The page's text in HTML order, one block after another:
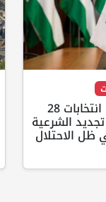
تقرير لمراسلة PNN انتخابات 28
الشرعية
ظل الاحتلال